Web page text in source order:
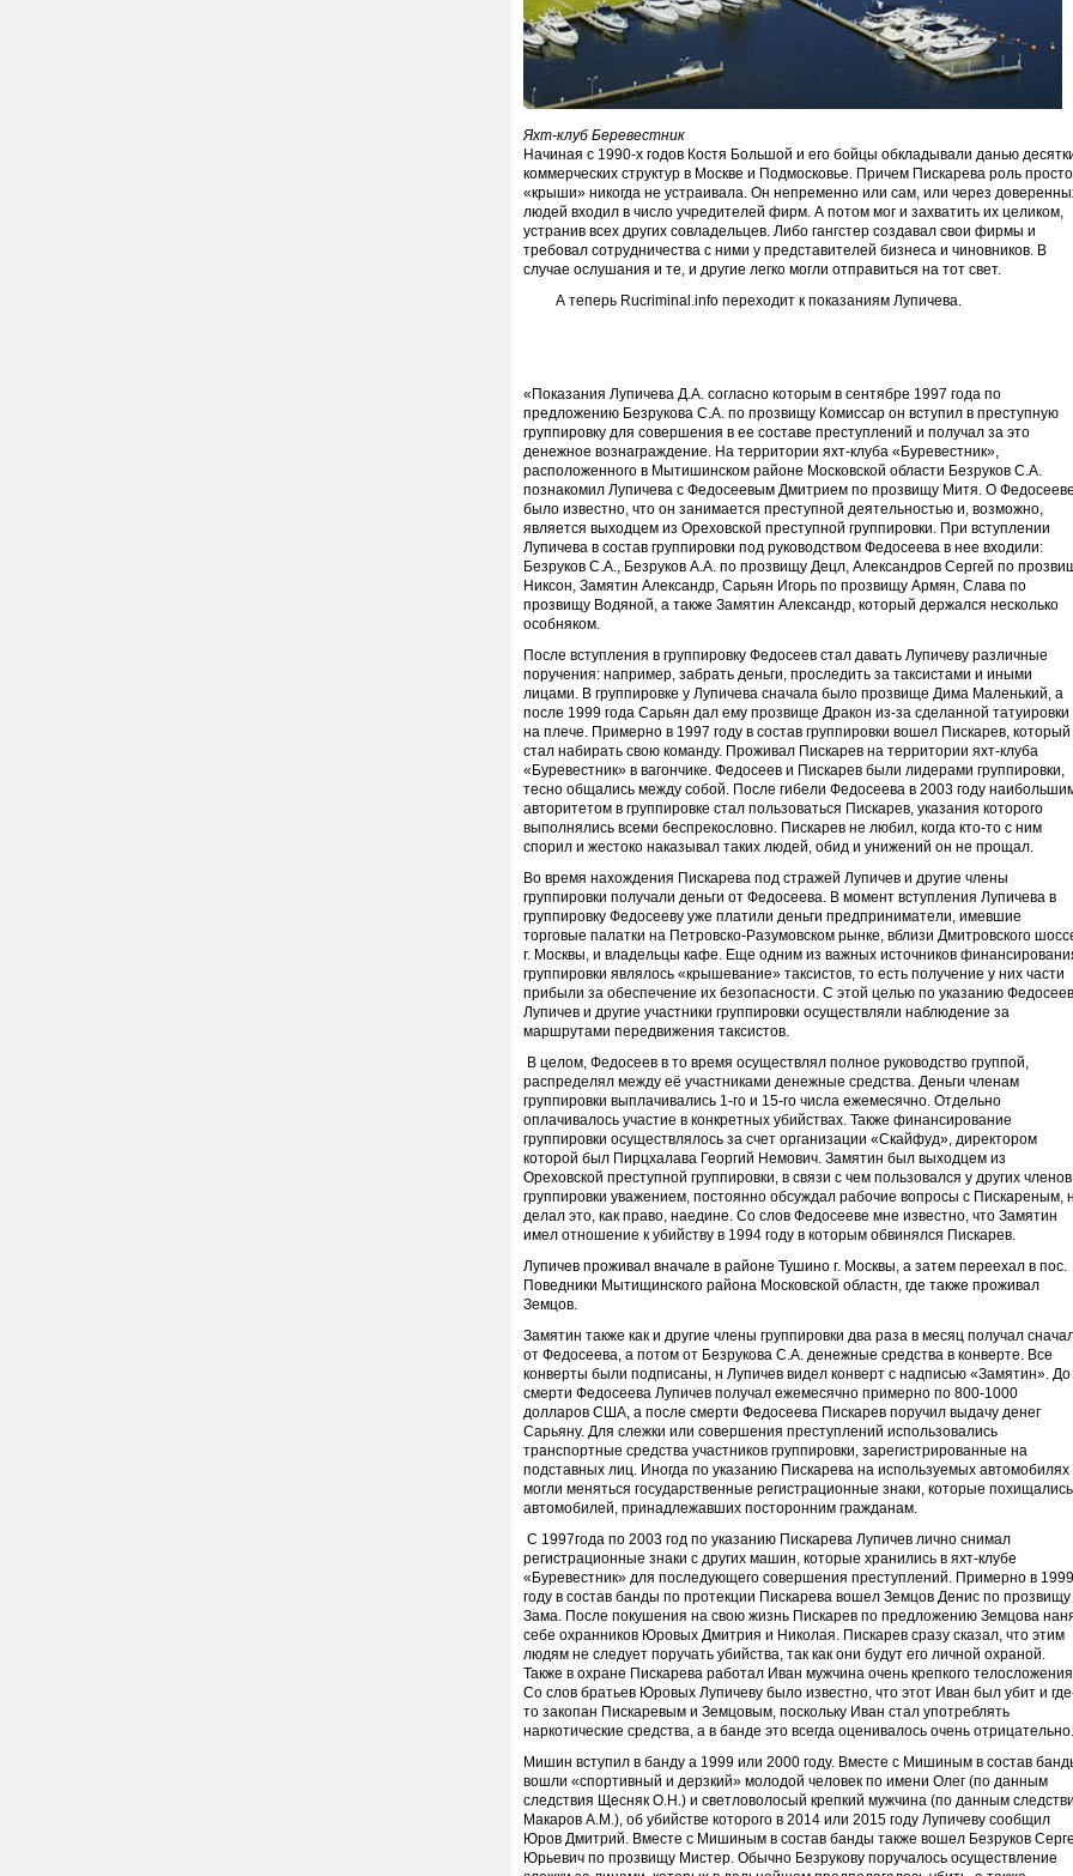
Яхт-клуб Беревестник
Начиная с 1990-х годов Костя Большой и его бойцы обкладывали данью
коммерческих структур в Москве и Подмосковье. Причем Пискарева роль просто
«крыши» никогда не устраивала. Он непременно или сам, или через
людей входил в число учредителей фирм. А потом мог и захватить их целиком,
устранив всех других совладельцев. Либо гангстер создавал свои фирмы и
требовал сотрудничества с ними у представителей бизнеса и чиновников. В
случае ослушания и те, и другие легко могли отправиться на тот свет.
А теперь Rucriminal.info переходит к показаниям Лупичева.
«Показания Лупичева Д.А. согласно которым в сентябре 1997 года по
предложению Безрукова С.А. по прозвищу Комиссар он вступил в преступную
группировку для совершения в ее составе преступлений и получал за это
денежное вознаграждение. На территории яхт-клуба «Буревестник»,
расположенного в Мытишинском районе Московской области Безруков С.А.
познакомил Лупичева с Федосеевым Дмитрием по прозвищу Митя. О
было известно, что он занимается преступной деятельностью и, возможно,
является выходцем из Ореховской преступной группировки. При вступлении
Лупичева в состав группировки под руководством Федосеева в нее входили:
Безруков С.А., Безруков А.А. по прозвищу Децл, Александров Сергей по
Никсон, Замятин Александр, Сарьян Игорь по прозвищу Армян, Слава по
прозвищу Водяной, а также Замятин Александр, который держался несколько
особняком.
После вступления в группировку Федосеев стал давать Лупичеву различные
поручения: например, забрать деньги, проследить за таксистами и иными
лицами. В группировке у Лупичева сначала было прозвище Дима Маленький, а
после 1999 года Сарьян дал ему прозвище Дракон из-за сделанной татуировки
на плече. Примерно в 1997 году в состав группировки вошел Пискарев, который
стал набирать свою команду. Проживал Пискарев на территории яхт-клуба
«Буревестник» в вагончике. Федосеев и Пискарев были лидерами группировки,
тесно общались между собой. После гибели Федосеева в 2003 году
авторитетом в группировке стал пользоваться Пискарев, указания которого
выполнялись всеми беспрекословно. Пискарев не любил, когда кто-то с ним
спорил и жестоко наказывал таких людей, обид и унижений он не прощал.
Во время нахождения Пискарева под стражей Лупичев и другие члены
группировки получали деньги от Федосеева. В момент вступления Лупичева в
группировку Федосееву уже платили деньги предприниматели, имевшие
торговые палатки на Петровско-Разумовском рынке, вблизи Дмитровского
г. Москвы, и владельцы кафе. Еще одним из важных источников
группировки являлось «крышевание» таксистов, то есть получение у них части
прибыли за обеспечение их безопасности. С этой целью по указанию
Лупичев и другие участники группировки осуществляли наблюдение за
маршрутами передвижения таксистов.
В целом, Федосеев в то время осуществлял полное руководство группой,
распределял между её участниками денежные средства. Деньги членам
группировки выплачивались 1-го и 15-го числа ежемесячно. Отдельно
оплачивалось участие в конкретных убийствах. Также финансирование
группировки осуществлялось за счет организации «Скайфуд», директором
которой был Пирцхалава Георгий Немович. Замятин был выходцем из
Ореховской преступной группировки, в связи с чем пользовался у других членов
группировки уважением, постоянно обсуждал рабочие вопросы с Пискареным,
делал это, как право, наедине. Со слов Федосееве мне известно, что Замятин
имел отношение к убийству в 1994 году в которым обвинялся Пискарев.
Лупичев проживал вначале в рaйоне Тушино г. Москвы, а затем переехал в пос.
Поведники Мытищинского района Московской областн, где также проживал
Земцов.
Замятин также как и другие члены группировки два раза в месяц получал
от Федосеева, а потом от Безрукова С.А. денежные средства в конверте. Все
конверты были подписаны, н Лупичев видел конверт с надписью «Замятин». До
смерти Федосеева Лупичев получал ежемесячно примерно по 800-1000
долларов США, а после смерти Федосеева Пискарев поручил выдачу денег
Сарьяну. Для слежки или совершения преступлений использовались
транспортные средства участников группировки, зарегистрированные на
подставных лиц. Иногда по указанию Пискарева на используемых автомобилях
могли меняться государственные регистрационные знаки, которые
автомобилей, принадлежавших посторонним гражданам.
С 1997года по 2003 год по указанию Пискарева Лупичев лично снимал
регистрационные знаки с других машин, которые хранились в яхт-клубе
«Буревестник» для последующего совершения преступлений. Примерно в 1999
году в состав банды по протекции Пискарева вошел Земцов Денис по прозвищу
Зама. После покушения на свою жизнь Пискарев по предложению Земцова
себе охранников Юровых Дмитрия и Николая. Пискарев сразу сказал, что этим
людям не следует поручать убийства, так как они будут его личной охраной.
Также в охране Пискарева работал Иван мужчина очень крепкого
Со слов братьев Юровых Лупичеву было известно, что этот Иван был убит и
то закопан Пискаревым и Земцовым, поскольку Иван стал употреблять
наркотические средства, а в банде это всегда оценивалось очень отрицательно.
Мишин вступил в банду а 1999 или 2000 году. Вместе с Мишиным в состав
вошли «спортивный и дерзкий» молодой человек по имени Олег (по данным
следствия Щесняк О.Н.) и светловолосый крепкий мужчина (по данным
Макаров А.М.), об убийстве которого в 2014 или 2015 году Лупичеву сообщил
Юров Дмитрий. Вместе с Мишиным в состав банды также вошел Безруков
Юрьевич по прозвищу Мистер. Обычно Безрукову поручалось осуществление